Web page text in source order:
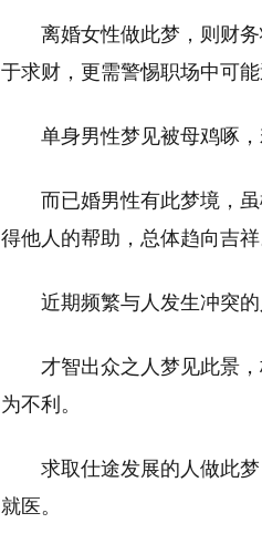
离婚女性做此梦，则财
于求财，更需警惕职场中可
单身男性梦见被母鸡啄
而已婚男性有此梦境，
得他人的帮助，总体趋向吉祥
近期频繁与人发生冲突
才智出众之人梦见此景
为不利。
求取仕途发展的人做此
就医。